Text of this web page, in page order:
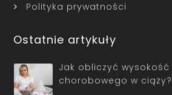
Polityka prywatności
Ostatnie artykuły
Jak obliczyć wysokość
chorobowego w ciąży?